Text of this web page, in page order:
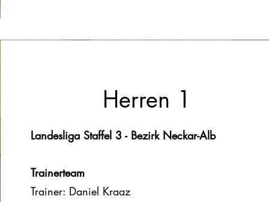
Herren 1
Landesliga Staffel 3 - Bezirk Neckar-Alb
Trainerteam
Trainer: Daniel Kraaz